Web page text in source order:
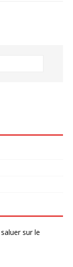
sur le